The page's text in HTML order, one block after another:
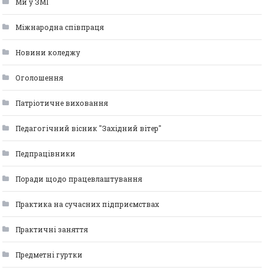
Міжнародна співпраця
Новини коледжу
Оголошення
Патріотичне виховання
Педагогічний вісник "Західний вітер"
Педпрацівники
Поради щодо працевлаштування
Практика на сучасних підприємствах
Практичні заняття
Предметні гуртки